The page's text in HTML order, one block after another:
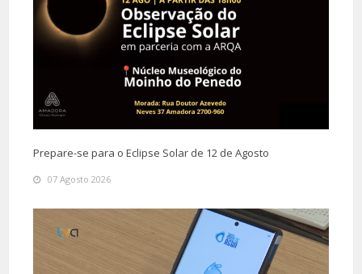
Prepare-se para o Eclipse Solar de 12 de Agosto
07 Agosto 2026